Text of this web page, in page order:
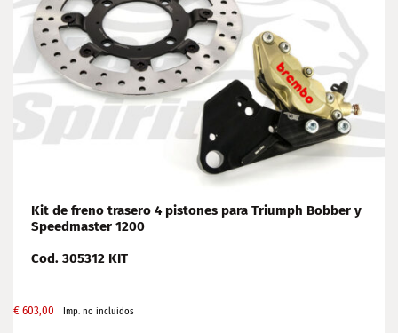
Kit de freno trasero 4 pistones para Triumph Bobber y
Speedmaster 1200
Cod. 305312 KIT
€ 603,00 Imp. no incluidos